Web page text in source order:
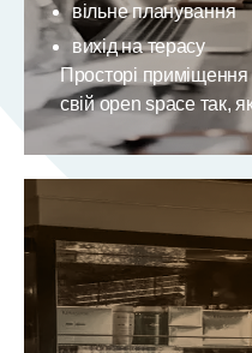
вільне планування
вихід на терасу
Просторі
свій open space так,